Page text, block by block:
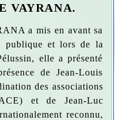
VAYRANA.
a mis en avant sa
publique et lors de la
elle a présenté
de Jean-Louis
des associations
et de Jean-Luc
reconnu,